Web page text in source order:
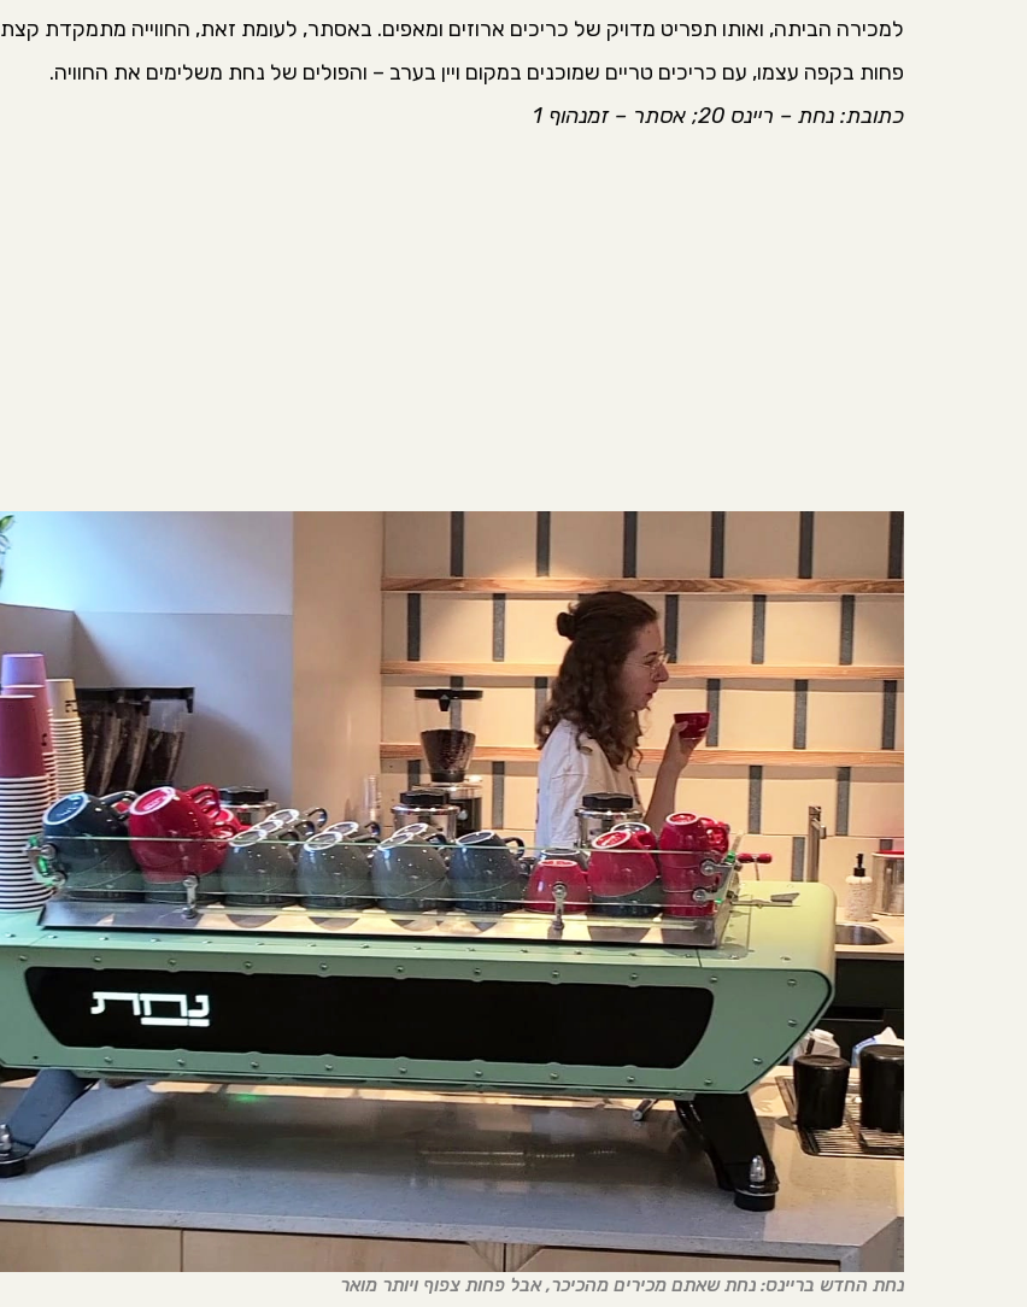
למכירה הביתה, ואותו תפריט מדויק של כריכים ארוזים ומאפים. באסתר, לעומת זאת, החווייה מתמקדת קצת
פחות בקפה עצמו, עם כריכים טריים שמוכנים במקום ויין בערב – והפולים של נחת משלימים את החוויה.
כתובת: נחת – ריינס 20; אסתר – זמנהוף 1
נחת החדש בריינס: נחת שאתם מכירים מהכיכר, אבל פחות צפוף ויותר מואר